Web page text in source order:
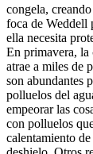
congela,
foca de Weddell
ella necesita
En primavera, la
atrae a miles de
son abundantes
polluelos del
empeorar las
con polluelos
calentamiento